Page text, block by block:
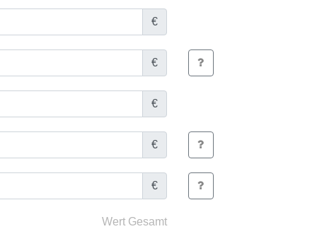
€
€
€
€
€
Wert Gesamt